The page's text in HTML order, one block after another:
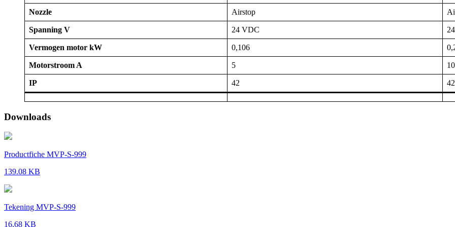
Nozzle Airstop
Spanning V 24 VDC
Vermogen motor kW 0,106
Motorstroom A 5 10
IP 42 42
Downloads
Productfiche MVP-S-999
139.08 KB
Tekening MVP-S-999
16.68 KB